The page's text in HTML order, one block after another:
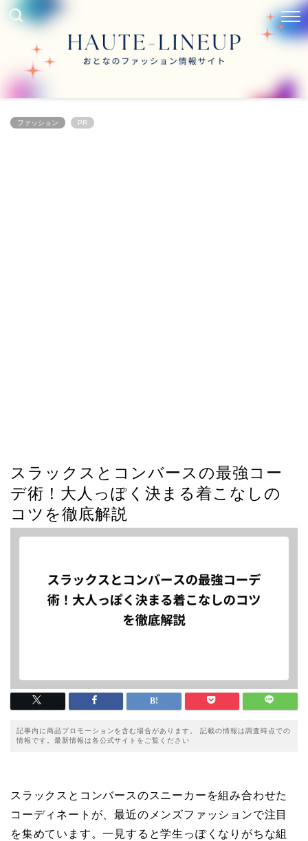
ファッション PR
スラックスとコンバースの最強コー
デ術！大人っぽく決まる着こなしの
コツを徹底解説
記事内に商品プロモーションを含む場合があります。 記載の情報は調査時点での
情報です。最新情報は各公式サイトをご覧ください
スラックスとコンバースのスニーカーを組み合わせた
コーディネートが、最近のメンズファッションで注目
を集めています。一見すると学生っぽくなりがちな組